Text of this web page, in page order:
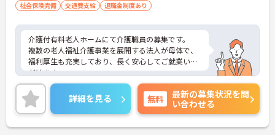
社会保険完備
交通費支給 退職金制度あり
介護付有料老人ホームにて介護職員の募集です。
複数の老人福祉介護事業を展開する法人が母体で、
福利厚生も充実しており、長く安心してご就業いた
だけます。
ご興味ある方には、面接対策ポイントなど、詳細を
お話しいたしますのでお気軽にご相談ください。
詳細を見る 無料
最新の募集状況を問
い合わせる